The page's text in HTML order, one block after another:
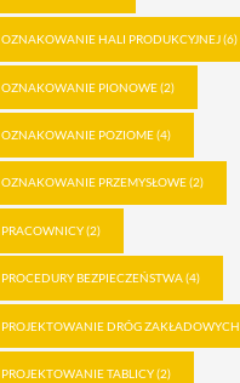
OZNAKOWANIE HALI PRODUKCYJNEJ(6)
OZNAKOWANIE PIONOWE(2)
OZNAKOWANIE POZIOME(4)
OZNAKOWANIE PRZEMYSŁOWE(2)
PRACOWNICY(2)
PROCEDURY BEZPIECZEŃSTWA(4)
PROJEKTOWANIE DRÓG ZAKŁADOWYCH
PROJEKTOWANIE TABLICY(2)